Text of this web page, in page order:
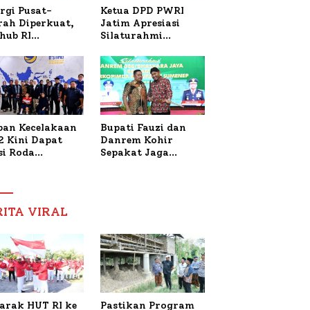
Pusat-
Diperkuat,
RI
Bahas
KM
Sentosa II
Ketua DPD PWRI
Jatim Apresiasi
Silaturahmi
dan PWRI, Sebut
Kemitraan Ideal
Polri-Pers
Kecelakaan
Kini Dapat
Roda
Nabil
Bupati Fauzi dan
Danrem Kohir
Sepakat Jaga
VIRAL
HUT RI ke
Pastikan Program